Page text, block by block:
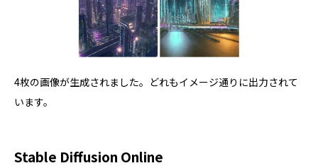
4枚の画像が生成されました。どれもイメージ通りに出力されて
います。
Stable Diffusion Online